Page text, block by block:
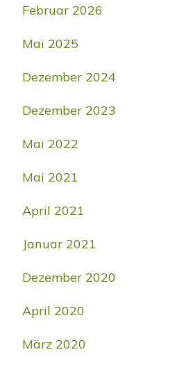
Februar 2026
Mai 2025
Dezember 2024
Dezember 2023
Mai 2022
Mai 2021
April 2021
Januar 2021
Dezember 2020
April 2020
März 2020